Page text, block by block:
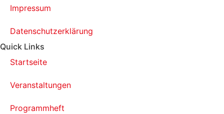
Impressum
Datenschutzerklärung
Quick Links
Startseite
Veranstaltungen
Programmheft